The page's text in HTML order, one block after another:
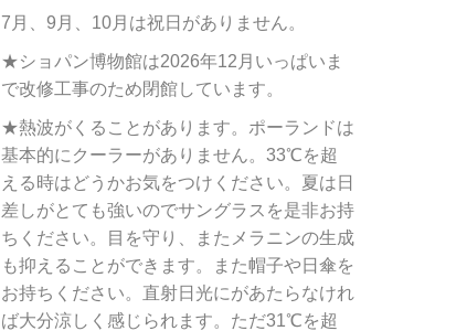
7月、9月、10月は祝日がありません。
★ショパン博物館は2026年12月いっぱいま
で改修工事のため閉館しています。
★熱波がくることがあります。ポーランドは
基本的にクーラーがありません。33℃を超
える時はどうかお気をつけください。夏は日
差しがとても強いのでサングラスを是非お持
ちください。目を守り、またメラニンの生成
も抑えることができます。また帽子や日傘を
お持ちください。直射日光にがあたらなけれ
ば大分涼しく感じられます。ただ31℃を超